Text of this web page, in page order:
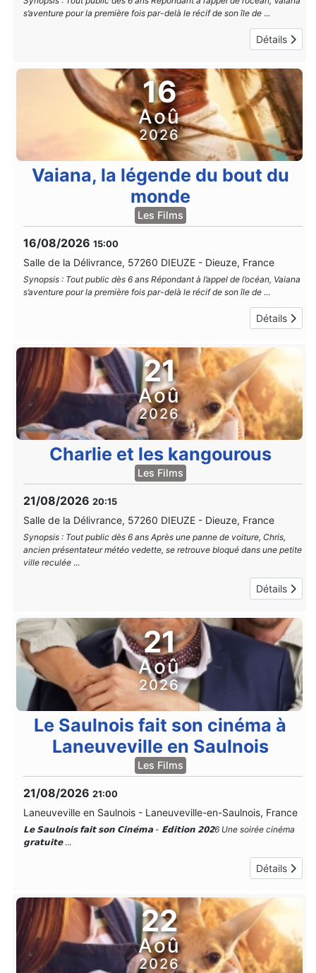
s’aventure pour la première fois par-delà le récif de son île de ...
Détails
16
Aoû
2026
Vaiana, la légende du bout du
monde
Les Films
16/08/2026 15:00
Salle de la Délivrance, 57260 DIEUZE - Dieuze, France
Synopsis : Tout public dès 6 ans Répondant à l’appel de l’océan, Vaiana
s’aventure pour la première fois par-delà le récif de son île de ...
Détails
21
Aoû
2026
Charlie et les kangourous
Les Films
21/08/2026 20:15
Salle de la Délivrance, 57260 DIEUZE - Dieuze, France
Synopsis : Tout public dès 6 ans Après une panne de voiture, Chris,
ancien présentateur météo vedette, se retrouve bloqué dans une petite
ville reculée ...
Détails
21
Aoû
2026
Le Saulnois fait son cinéma à
Laneuveville en Saulnois
Les Films
21/08/2026 21:00
Laneuveville en Saulnois - Laneuveville-en-Saulnois, France
𝗟𝗲 𝗦𝗮𝘂𝗹𝗻𝗼𝗶𝘀 𝗳𝗮𝗶𝘁 𝘀𝗼𝗻 𝗖𝗶𝗻𝗲́𝗺𝗮 - 𝗘́𝗱𝗶𝘁𝗶𝗼𝗻 𝟮𝟬𝟮6 Une soirée cinéma
𝗴𝗿𝗮𝘁𝘂𝗶𝘁𝗲...
Détails
22
Aoû
2026